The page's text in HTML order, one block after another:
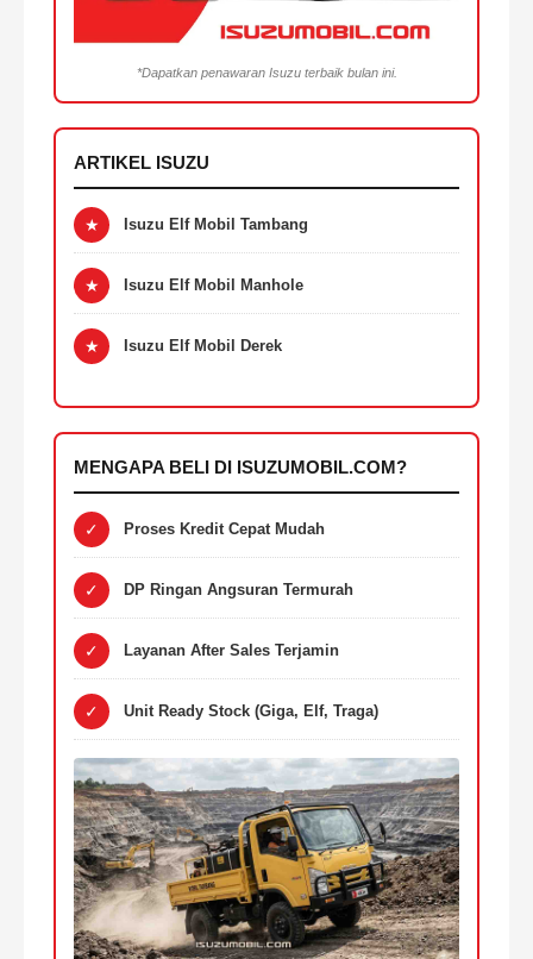
*Dapatkan penawaran Isuzu terbaik bulan ini.
ARTIKEL ISUZU
★ Isuzu Elf Mobil Tambang
★ Isuzu Elf Mobil Manhole
★ Isuzu Elf Mobil Derek
MENGAPA BELI DI ISUZUMOBIL.COM?
✓ Proses Kredit Cepat Mudah
✓ DP Ringan Angsuran Termurah
✓ Layanan After Sales Terjamin
✓ Unit Ready Stock (Giga, Elf, Traga)